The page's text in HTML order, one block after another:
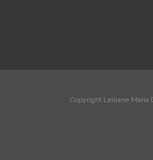
Copyright Leiliane Maria